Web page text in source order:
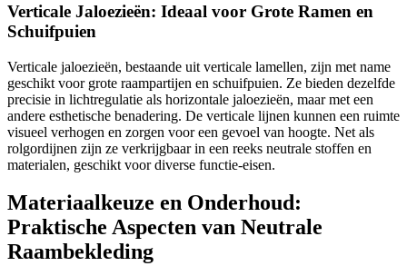
Verticale Jaloezieën: Ideaal voor Grote Ramen en
Schuifpuien
Verticale jaloezieën, bestaande uit verticale lamellen, zijn met name
geschikt voor grote raampartijen en schuifpuien. Ze bieden dezelfde
precisie in lichtregulatie als horizontale jaloezieën, maar met een
andere esthetische benadering. De verticale lijnen kunnen een ruimte
visueel verhogen en zorgen voor een gevoel van hoogte. Net als
rolgordijnen zijn ze verkrijgbaar in een reeks neutrale stoffen en
materialen, geschikt voor diverse functie-eisen.
Materiaalkeuze en Onderhoud:
Praktische Aspecten van Neutrale
Raambekleding